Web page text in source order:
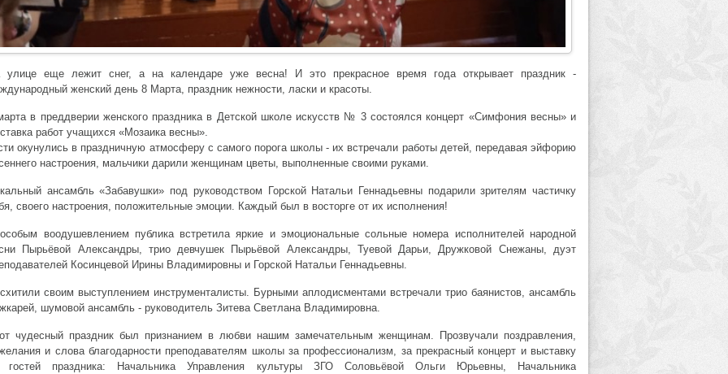
улице еще лежит снег, а на календаре уже весна! И это прекрасное время года открывает праздник -
женский день 8 Марта, праздник нежности, ласки и красоты.
в преддверии женского праздника в Детской школе искусств № 3 состоялся концерт «Симфония весны» и
работ учащихся «Мозаика весны».
окунулись в праздничную атмосферу с самого порога школы - их встречали работы детей, передавая эйфорию
настроения, мальчики дарили женщинам цветы, выполненные своими руками.
ансамбль «Забавушки» под руководством Горской Натальи Геннадьевны подарили зрителям частичку
своего настроения, положительные эмоции. Каждый был в восторге от их исполнения!
воодушевлением публика встретила яркие и эмоциональные сольные номера исполнителей народной
Пырьёвой Александры, трио девчушек Пырьёвой Александры, Туевой Дарьи, Дружковой Снежаны, дуэт
Косинцевой Ирины Владимировны и Горской Натальи Геннадьевны.
своим выступлением инструменталисты. Бурными аплодисментами встречали трио баянистов, ансамбль
шумовой ансамбль - руководитель Зитева Светлана Владимировна.
чудесный праздник был признанием в любви нашим замечательным женщинам. Прозвучали поздравления,
и слова благодарности преподавателям школы за профессионализм, за прекрасный концерт и выставку
гостей праздника: Начальника Управления культуры ЗГО Соловьёвой Ольги Юрьевны, Начальника